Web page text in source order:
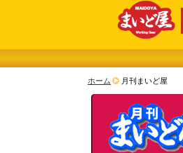
ホーム 月刊まいど屋